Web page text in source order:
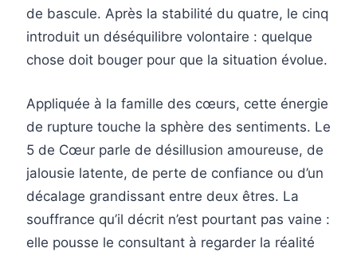
de bascule. Après la stabilité du quatre, le cinq
introduit un déséquilibre volontaire : quelque
chose doit bouger pour que la situation évolue.
Appliquée à la famille des cœurs, cette énergie
de rupture touche la sphère des sentiments. Le
5 de Cœur parle de désillusion amoureuse, de
jalousie latente, de perte de confiance ou d’un
décalage grandissant entre deux êtres. La
souffrance qu’il décrit n’est pourtant pas vaine :
elle pousse le consultant à regarder la réalité